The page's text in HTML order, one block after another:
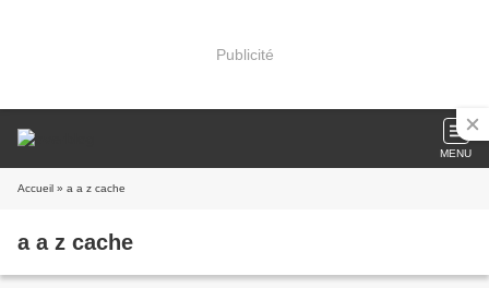
Publicité
MENU
Accueil » a a z cache
a a z cache